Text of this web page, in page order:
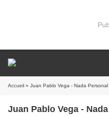
Accueil » Juan Pablo Vega - Nada
Juan Pablo Vega -